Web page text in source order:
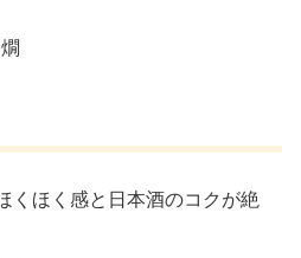
くほく感と日本酒のコクが絶